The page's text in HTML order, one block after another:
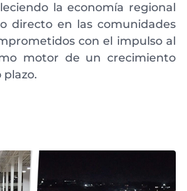
la economía regional
directo en las comunidades
con el impulso al
motor de un crecimiento
plazo.